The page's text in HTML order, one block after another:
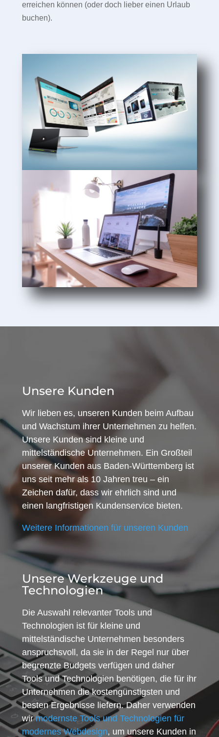
erreichen können (oder doch lieber einen Urlaub
buchen).
Unsere Kunden
Wir lieben es, unseren Kunden beim Aufbau
und Wachstum ihrer Unternehmen zu helfen.
Unsere Kunden sind kleine und
mittelständische Unternehmen. Ein Großteil
unserer Kunden aus Baden-Württemberg ist
uns seit mehr als 10 Jahren treu – ein
Zeichen dafür, dass wir ehrlich sind und
einen langfristigen Kundenservice bieten.
Weitere Informationen für unseren Kunden
Unsere Werkzeuge und
Technologien
Die Auswahl relevanter Tools und
Technologien ist für kleine und
mittelständische Unternehmen besonders
anspruchsvoll, da sie in der Regel nur über
begrenzte Budgets verfügen und daher
Tools und Technologien benötigen, die für ihr
Unternehmen die kostengünstigsten und
besten Ergebnisse liefern. Daher verwenden
wirmodernste Tools und Technologien für
modernes Webdesign, um unsere Kunden in